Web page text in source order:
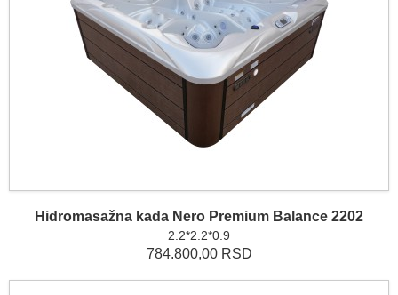
Hidromasažna kada Nero Premium Balance 2202
2.2*2.2*0.9
784.800,00 RSD